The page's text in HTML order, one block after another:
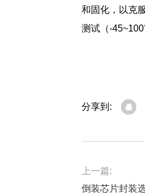
和固化，以克
测试（-
分享到:
上一篇:
倒装芯片封装